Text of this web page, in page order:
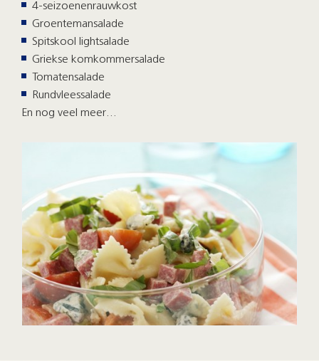
4-seizoenenrauwkost
Groentemansalade
Spitskool lightsalade
Griekse komkommersalade
Tomatensalade
Rundvleessalade
En nog veel meer…